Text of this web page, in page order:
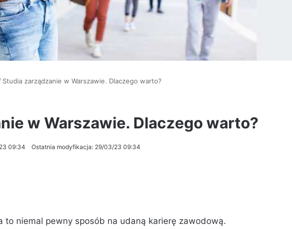
Studia zarządzanie w Warszawie. Dlaczego warto?
w Warszawie. Dlaczego warto?
09:34 Ostatnia modyfikacja: 29/03/23 09:34
to niemal pewny sposób na udaną karierę zawodową.